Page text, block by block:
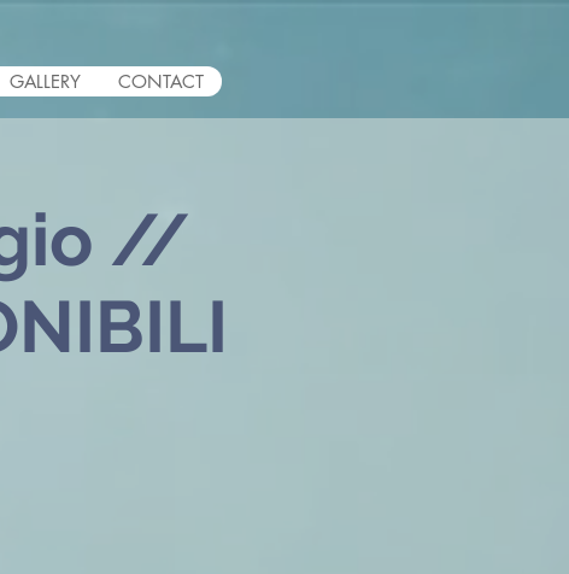
GALLERY CONTACT
//